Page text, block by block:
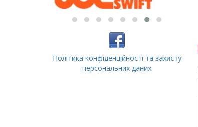
Політика конфіденційності та захисту
персональних даних